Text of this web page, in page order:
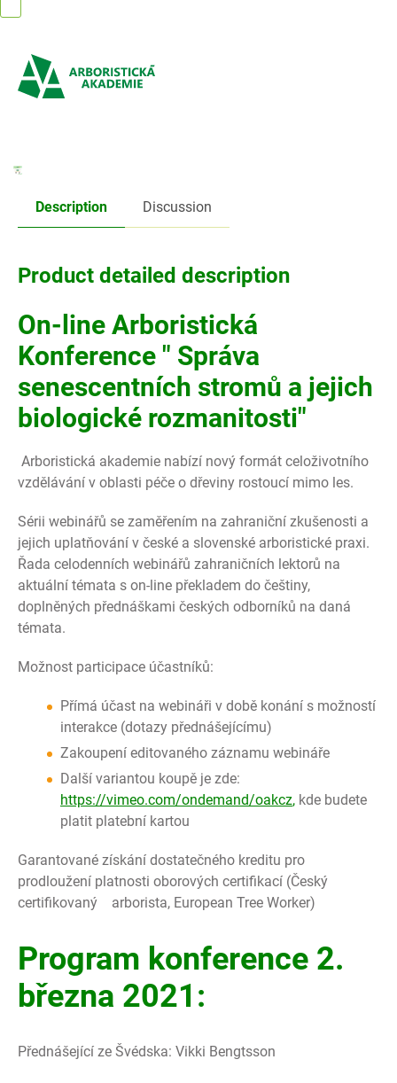
content
Description Discussion
Product detailed description
On-line Arboristická
Konference " Správa
senescentních stromů a jejich
biologické rozmanitosti"
Arboristická akademie nabízí nový formát celoživotního
vzdělávání v oblasti péče o dřeviny rostoucí mimo les.
Sérii webinářů se zaměřením na zahraniční zkušenosti a
jejich uplatňování v české a slovenské arboristické praxi.
Řada celodenních webinářů zahraničních lektorů na
aktuální témata s on-line překladem do češtiny,
doplněných přednáškami českých odborníků na daná
témata.
Možnost participace účastníků:
Přímá účast na webináři v době konání s možností
interakce (dotazy přednášejícímu)
Zakoupení editovaného záznamu webináře
Další variantou koupě je zde:
https://vimeo.com/ondemand/oakcz, kde budete
platit platební kartou
Garantované získání dostatečného kreditu pro
prodloužení platnosti oborových certifikací (Český
certifikovaný arborista, European Tree Worker)
Program konference 2.
března 2021:
Přednášející ze Švédska: Vikki Bengtsson